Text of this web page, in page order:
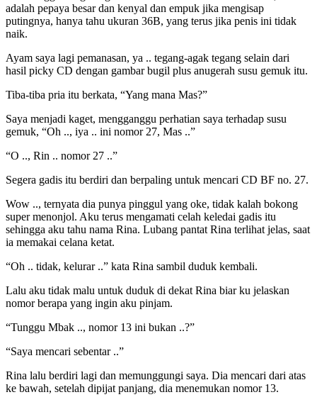
adalah pepaya besar dan kenyal dan empuk jika mengisap
putingnya, hanya tahu ukuran 36B, yang terus jika penis ini tidak
naik.
Ayam saya lagi pemanasan, ya .. tegang-agak tegang selain dari
hasil picky CD dengan gambar bugil plus anugerah susu gemuk itu.
Tiba-tiba pria itu berkata, “Yang mana Mas?”
Saya menjadi kaget, mengganggu perhatian saya terhadap susu
gemuk, “Oh .., iya .. ini nomor 27, Mas ..”
“O .., Rin .. nomor 27 ..”
Segera gadis itu berdiri dan berpaling untuk mencari CD BF no. 27.
Wow .., ternyata dia punya pinggul yang oke, tidak kalah bokong
super menonjol. Aku terus mengamati celah keledai gadis itu
sehingga aku tahu nama Rina. Lubang pantat Rina terlihat jelas, saat
ia memakai celana ketat.
“Oh .. tidak, kelurar ..” kata Rina sambil duduk kembali.
Lalu aku tidak malu untuk duduk di dekat Rina biar ku jelaskan
nomor berapa yang ingin aku pinjam.
“Tunggu Mbak .., nomor 13 ini bukan ..?”
“Saya mencari sebentar ..”
Rina lalu berdiri lagi dan memunggungi saya. Dia mencari dari atas
ke bawah, setelah dipijat panjang, dia menemukan nomor 13.